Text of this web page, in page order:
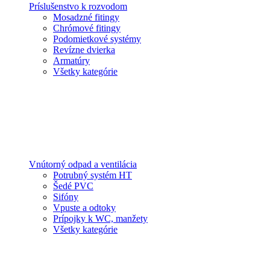
Príslušenstvo k rozvodom
Mosadzné fitingy
Chrómové fitingy
Podomietkové systémy
Revízne dvierka
Armatúry
Všetky kategórie
Vnútorný odpad a ventilácia
Potrubný systém HT
Šedé PVC
Sifóny
Vpuste a odtoky
Prípojky k WC, manžety
Všetky kategórie